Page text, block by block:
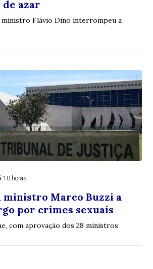
azar
ministro Flávio Dino interrompeu a
10 horas
ministro Marco Buzzi a
por crimes sexuais
com aprovação dos 28 ministros